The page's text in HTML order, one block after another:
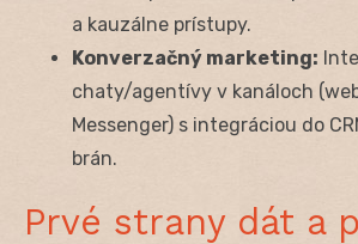
a kauzálne prístupy.
Konverzačný marketing:
chaty/agentívy v kanáloch
Messenger) s integráciou do
brán.
Prvé strany dát a